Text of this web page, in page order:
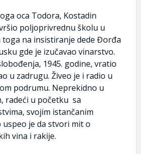
oca Todora, Kostadin
poljoprivrednu školu u
toga na insistiranje dede Đorđa
gde je izučavao vinarstvo.
1945. godine, vratio
u zadrugu. Živeo je i radio u
podrumu. Neprekidno u
radeći u početku sa
svojim istančanim
uspeo je da stvori mit o
vina i rakije.